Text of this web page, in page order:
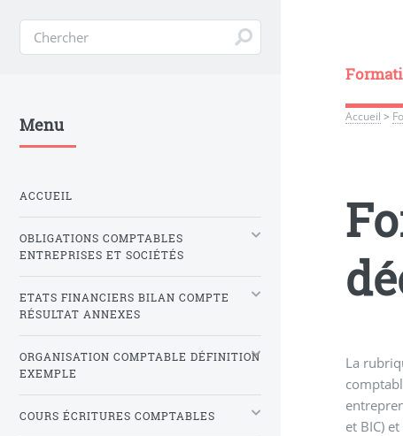
Accueil >
La
et BIC) et
Menu
ACCUEIL
OBLIGATIONS COMPTABLES
ENTREPRISES ET SOCIÉTÉS
ETATS FINANCIERS BILAN COMPTE
RÉSULTAT ANNEXES
ORGANISATION COMPTABLE DÉFINITION
EXEMPLE
COURS ÉCRITURES COMPTABLES